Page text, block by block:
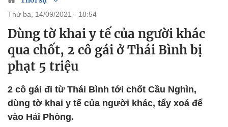
thứ ba, 14/09/2021 - 18:54
Dùng tờ khai y tế của người khác
qua chốt, 2 cô gái ở Thái Bình bị
phạt 5 triệu
2 cô gái đi từ Thái Bình tới chốt Cầu Nghìn,
dùng tờ khai y tế của người khác, tẩy xoá để
vào Hải Phòng.